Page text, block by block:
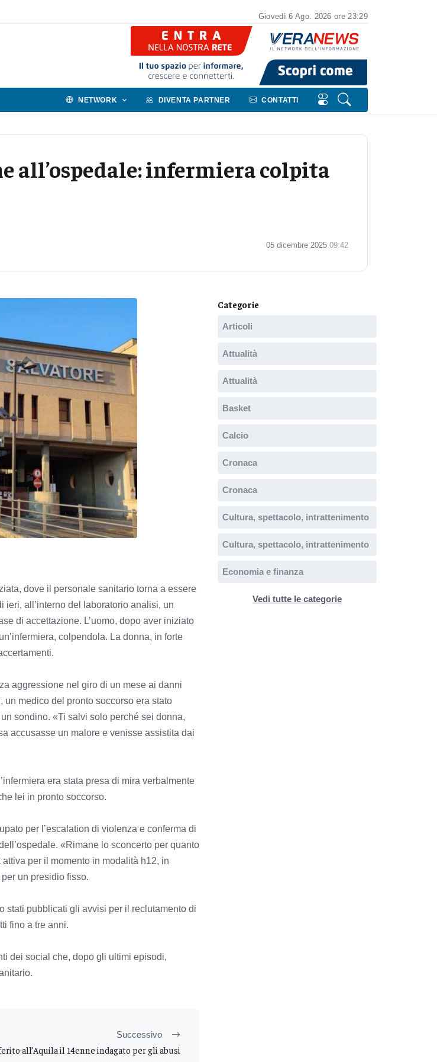
Giovedì 6 Ago. 2026 ore 23:29
NETWORK DIVENTA PARTNER CONTATTI
all’ospedale: infermiera colpita
05 dicembre 2025 09:42
dove il personale sanitario torna a essere
all’interno del laboratorio analisi, un
di accettazione. L’uomo, dopo aver iniziato
colpendola. La donna, in forte
aggressione nel giro di un mese ai danni
medico del pronto soccorso era stato
sondino. «Ti salvi solo perché sei donna,
accusasse un malore e venisse assistita dai
era stata presa di mira verbalmente
lei in pronto soccorso.
per l’escalation di violenza e conferma di
«Rimane lo sconcerto per quanto
per il momento in modalità h12, in
un presidio fisso.
stati pubblicati gli avvisi per il reclutamento di
fino a tre anni.
dei social che, dopo gli ultimi episodi,
Successivo
all’Aquila il 14enne indagato per gli abusi
Categorie
Articoli
Attualità
Attualità
Basket
Calcio
Cronaca
Cronaca
Cultura, spettacolo, intrattenimento
Cultura, spettacolo, intrattenimento
Economia e finanza
Vedi tutte le categorie